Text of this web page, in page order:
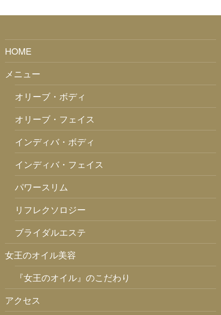
HOME
メニュー
オリーブ・ボディ
オリーブ・フェイス
インディバ・ボディ
インディバ・フェイス
パワースリム
リフレクソロジー
ブライダルエステ
女王のオイル美容
『女王のオイル』のこだわり
アクセス